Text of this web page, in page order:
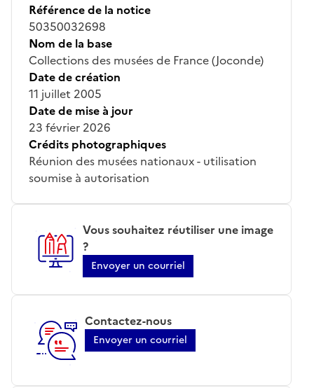
Référence de la notice
50350032698
Nom de la base
Collections des musées de France (Joconde)
Date de création
11 juillet 2005
Date de mise à jour
23 février 2026
Crédits photographiques
Réunion des musées nationaux - utilisation
soumise à autorisation
Vous souhaitez réutiliser une image
?
Envoyer un courriel
Contactez-nous
Envoyer un courriel